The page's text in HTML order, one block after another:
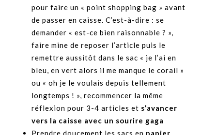
pour faire un « point shopping bag » avant
de passer en caisse. C’est-à-dire : se
demander « est-ce bien raisonnable ? »,
faire mine de reposer l’article puis le
remettre aussitôt dans le sac « je l’ai en
bleu, en vert alors il me manque le corail »
ou « oh je le voulais depuis tellement
longtemps ! », recommencer la même
réflexion pour 3-4 articles et s’avancer
vers la caisse avec un sourire gaga
Prendre doucement les sacs en papier